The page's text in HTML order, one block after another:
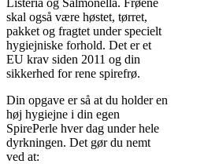
skal også være høstet, tørret,
pakket og fragtet under specielt
hygiejniske forhold. Det er et
EU krav siden 2011 og din
sikkerhed for rene spirefrø.
Din opgave er så at du holder en
høj hygiejne i din egen
SpirePerle hver dag under hele
dyrkningen. Det gør du nemt
ved at: